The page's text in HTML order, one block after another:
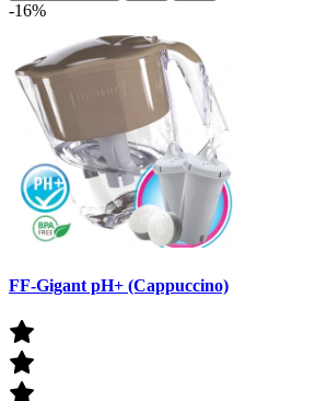
-16%
FF-Gigant pH+ (Cappuccino)